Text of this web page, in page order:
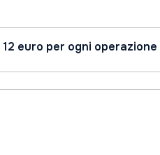
12 euro per ogni